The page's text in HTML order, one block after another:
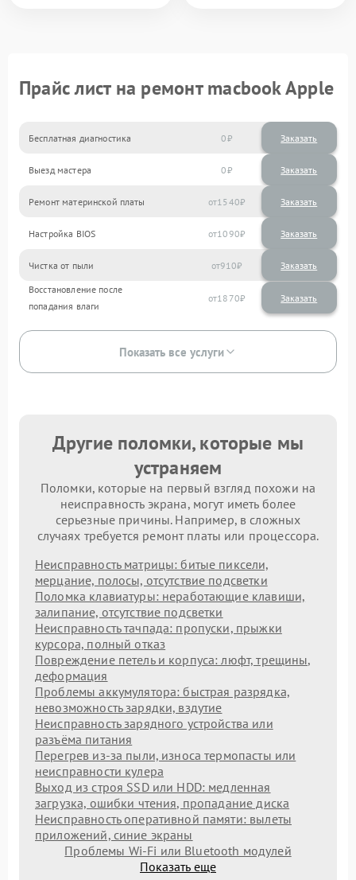
Прайс лист на ремонт macbook Apple
Бесплатная диагностика 0 Заказать
Выезд мастера 0 Заказать
Ремонт материнской платы 1540
Настройка BIOS 1090
Чистка от пыли 910
Восстановление после
попадания влаги
1870
Показать все услуги
Другие поломки, которые мы
устраняем
Поломки, которые на первый взгляд похожи на
неисправность экрана, могут иметь более
серьезные причины. Например, в сложных
случаях требуется ремонт платы или процессора.
Неисправность матрицы: битые пиксели,
мерцание, полосы, отсутствие подсветки
Поломка клавиатуры: неработающие клавиши,
залипание, отсутствие подсветки
Неисправность тачпада: пропуски, прыжки
курсора, полный отказ
Повреждение петель и корпуса: люфт, трещины,
деформация
Проблемы аккумулятора: быстрая разрядка,
невозможность зарядки, вздутие
Неисправность зарядного устройства или
разъёма питания
Перегрев из‑за пыли, износа термопасты или
неисправности кулера
Выход из строя SSD или HDD: медленная
загрузка, ошибки чтения, пропадание диска
Неисправность оперативной памяти: вылеты
приложений, синие экраны
Проблемы Wi‑Fi или Bluetooth модулей
Показать еще